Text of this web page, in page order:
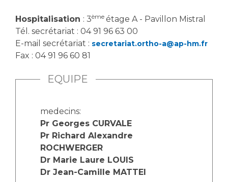
Vivre ensemble à l'hôpital
Culture à l'hôpital
Laïcité et cultes
Les associations
Salon des familles
Transports sanitaires
Vos droits, vos devoirs
Statuts
Stages paramédicaux
Chercheurs
Les structures de recherche
Écoles et Instituts de Formation
Hospitalisation : 3ème étage A - Pavillon Mistral
Tél. secrétariat : 04 91 96 63 00
E-mail secrétariat : secretariat.ortho-a@ap-hm.fr
Fax : 04 91 96 60 81
EQUIPE
medecins:
Pr Georges CURVALE
Pr Richard Alexandre
ROCHWERGER
Dr Marie Laure LOUIS
Dr Jean-Camille MATTEI